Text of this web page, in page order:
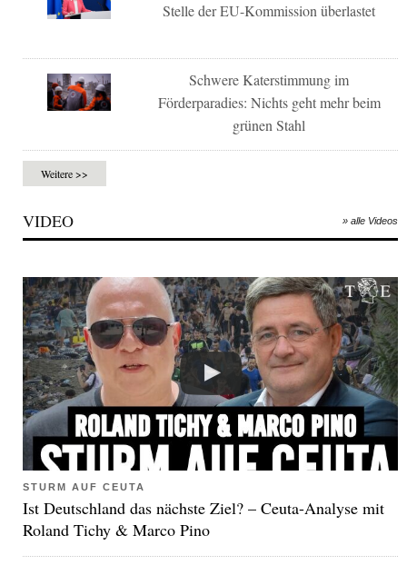
Stelle der EU-Kommission überlastet
Schwere Katerstimmung im
Förderparadies: Nichts geht mehr beim
grünen Stahl
Weitere >>
VIDEO » alle Videos
STURM AUF CEUTA
Ist Deutschland das nächste Ziel? – Ceuta-Analyse mit
Roland Tichy & Marco Pino